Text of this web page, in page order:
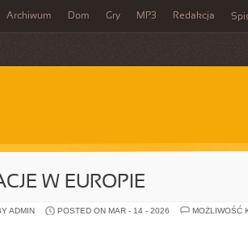
Archiwum Dom Gry MP3 Redakcja
W EUROPIE
ADMIN POSTED ON MAR - 14 - 2026
MOŻLIWOŚĆ